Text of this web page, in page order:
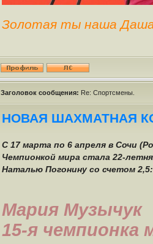
Золотая ты наша
Заголовок сообщения: Re: Спортсмены.
НОВАЯ ШАХМАТНАЯ
С 17 марта по 6 апреля в Сочи
Чемпионкой мира стала 22-
Наталью Погонину со счетом
Мария Музычук
15-я